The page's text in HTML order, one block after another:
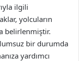
ilgili
yolcuların
belirlenmiştir.
bir durumda
yardımcı